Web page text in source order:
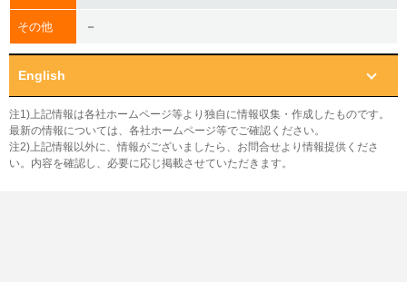
その他 －
English
注1)上記情報は各社ホームページ等より独自に情報収集・作成したものです。
最新の情報については、各社ホームページ等でご確認ください。
注2)上記情報以外に、情報がございましたら、お問合せより情報提供くださ
い。内容を確認し、必要に応じ掲載させていただきます。